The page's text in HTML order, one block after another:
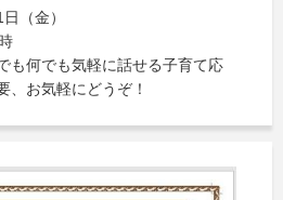
（金）
も何でも気軽に話せる子育て応
、お気軽にどうぞ！